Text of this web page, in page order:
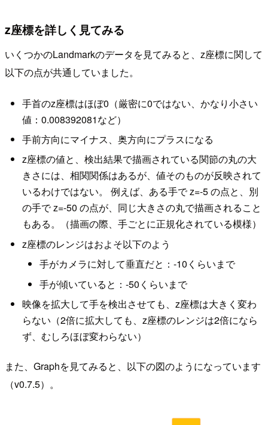
z座標を詳しく見てみる
いくつかのLandmarkのデータを見てみると、z座標に関して
以下の点が共通していました。
手首のz座標はほぼ0（厳密に0ではない、かなり小さい
値：0.008392081など）
手前方向にマイナス、奥方向にプラスになる
z座標の値と、検出結果で描画されている関節の丸の大
きさには、相関関係はあるが、値そのものが反映されて
いるわけではない。 例えば、ある手で z=-5 の点と、別
の手で z=-50 の点が、同じ大きさの丸で描画されること
もある。（描画の際、手ごとに正規化されている模様）
z座標のレンジはおよそ以下のよう
手がカメラに対して垂直だと：-10くらいまで
手が傾いていると：-50くらいまで
映像を拡大して手を検出させても、z座標は大きく変わ
らない（2倍に拡大しても、z座標のレンジは2倍になら
ず、むしろほぼ変わらない）
また、Graphを見てみると、以下の図のようになっています
（v0.7.5）。